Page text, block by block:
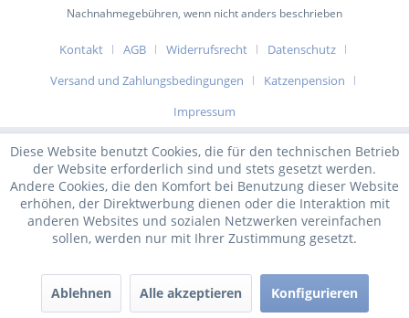
Nachnahmegebühren, wenn nicht anders beschrieben
Kontakt AGB Widerrufsrecht
Datenschutz
Versand und Zahlungsbedingungen
Katzenpension
Impressum
Diese Website benutzt Cookies, die für den technischen Betrieb
der Website erforderlich sind und stets gesetzt werden.
Andere Cookies, die den Komfort bei Benutzung dieser Website
erhöhen, der Direktwerbung dienen oder die Interaktion mit
anderen Websites und sozialen Netzwerken vereinfachen
sollen, werden nur mit Ihrer Zustimmung gesetzt.
Ablehnen Alle akzeptieren Konfigurieren